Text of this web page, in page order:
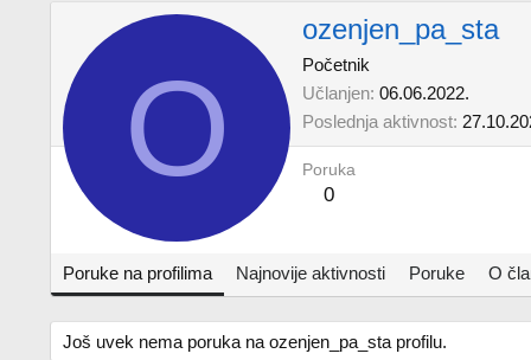
O
ozenjen_pa_sta
Početnik
Učlanjen 06.06.2022.
Poslednja aktivnost
Poruka
0
Poruke na profilima Najnovije aktivnosti Poruke O
Još uvek nema poruka na ozenjen_pa_sta profilu.